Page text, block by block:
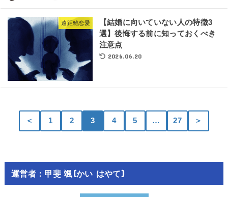
遠距離恋愛
【結婚に向いていない人の特徴3
選】後悔する前に知っておくべき
注意点
2026.06.20
＜ 1 2 3 4 5 … 27 ＞
運営者：甲斐 颯(かい はやて)